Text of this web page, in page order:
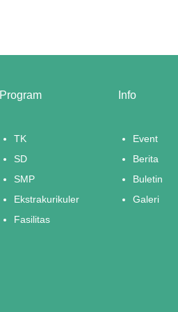
Program
TK
SD
SMP
Ekstrakurikuler
Fasilitas
Info
Event
Berita
Buletin
Galeri